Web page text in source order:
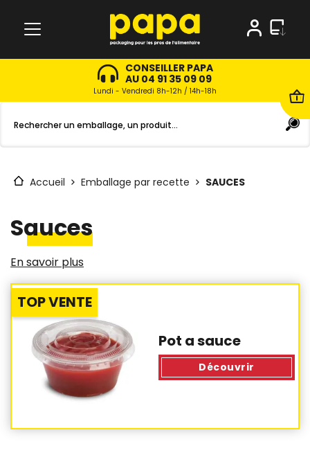
CONSEILLER PAPA
AU 04 91 35 09 09
Lundi - Vendredi 8h-12h / 14h-18h
Accueil Emballage par recette SAUCES
Sauces
En savoir plus
TOP VENTE
Pot a sauce
Découvrir